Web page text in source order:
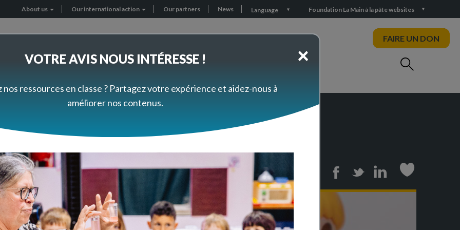
Header
menu
About us Our international action Our partners News Language Foundation La Main à la pâte websites
FAIRE UN DON
consignes en classe de chimie
Print FacebookTwitterLinkedin
×
VOTRE AVIS NOUS INTÉRESSE !
nos ressources en classe ? Partagez votre expérience et aidez-nous à
améliorer nos contenus.